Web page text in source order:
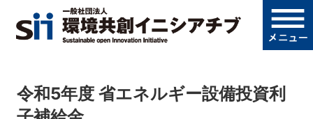
令和5年度 省エネルギー設備投資利